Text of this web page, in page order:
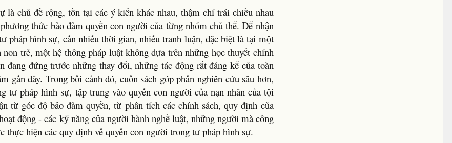
là chủ đề rộng, tồn tại các ý kiến khác nhau, thậm chí trái chiều nhau
thức bảo đảm quyền con người của từng nhóm chủ thể. Để nhận
pháp hình sự, cần nhiều thời gian, nhiều tranh luận, đặc biệt là tại một
trẻ, một hệ thông pháp luật không dựa trên những học thuyết chính
đứng trước những thay đổi, những tác động rất đáng kể của toàn
gần đây. Trong bối cảnh đó, cuốn sách góp phần nghiên cứu sâu hơn,
tư pháp hình sự, tập trung vào quyền con người của nạn nhân của tội
từ góc độ bảo đảm quyền, từ phân tích các chính sách, quy định của
động - các kỹ năng của người hành nghề luật, những người mà công
thực hiện các quy định về quyền con người trong tư pháp hình sự.